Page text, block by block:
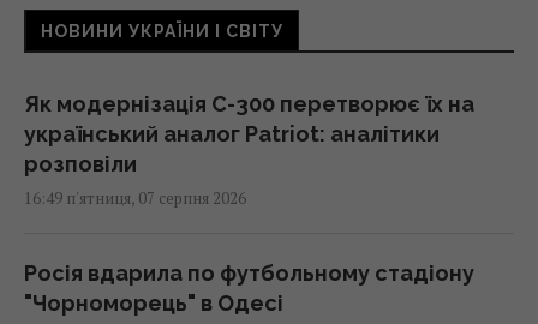
НОВИНИ УКРАЇНИ І СВІТУ
Як модернізація С-300 перетворює їх на
український аналог Patriot: аналітики
розповіли
16:49 п'ятниця, 07 серпня 2026
Росія вдарила по футбольному стадіону
"Чорноморець" в Одесі